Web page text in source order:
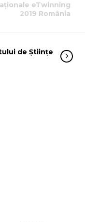
eTwinning
2019 România
de Științe